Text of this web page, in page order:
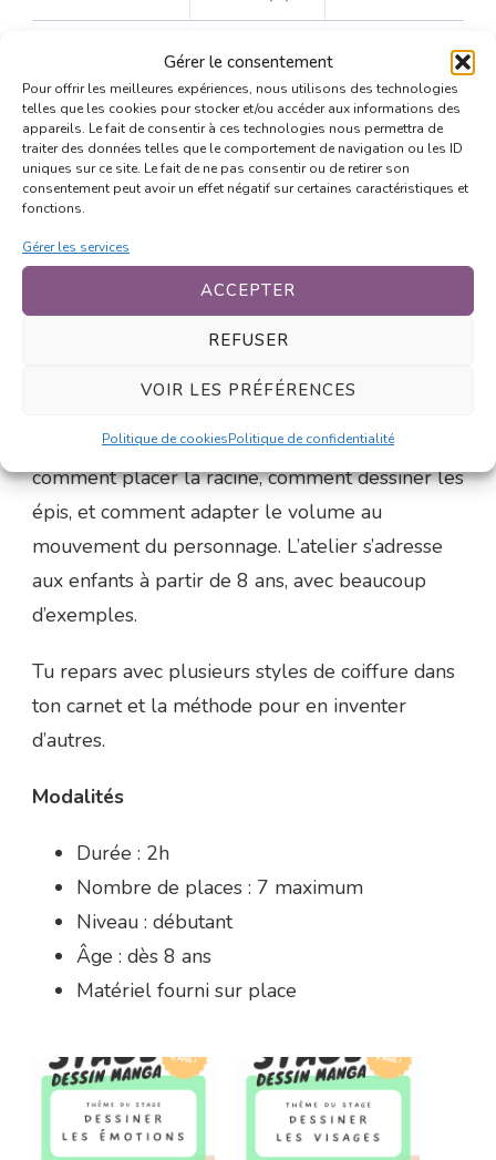
Gérer le consentement
Pour offrir les meilleures expériences, nous utilisons des technologies
telles que les cookies pour stocker et/ou accéder aux informations des
appareils. Le fait de consentir à ces technologies nous permettra de
traiter des données telles que le comportement de navigation ou les ID
uniques sur ce site. Le fait de ne pas consentir ou de retirer son
consentement peut avoir un effet négatif sur certaines caractéristiques et
fonctions.
Gérer les services
ACCEPTER
REFUSER
VOIR LES PRÉFÉRENCES
Politique de cookiesPolitique de confidentialité
Description
Les cheveux, c’est ce qui permet à ton
personnage d’avoir immédiatement une identité
forte. Une coiffure bien dessinée, c’est un
personnage reconnaissable. Dans cette session
de 2h, on découvre comment coiffer son
personnage étape par étape, en pensant en
mèches plutôt qu’en cheveu par cheveu.
iconiques, les rebelles, les longues mèches…),
comment placer la racine, comment dessiner les
épis, et comment adapter le volume au
mouvement du personnage. L’atelier s’adresse
aux enfants à partir de 8 ans, avec beaucoup
d’exemples.
Tu repars avec plusieurs styles de coiffure dans
ton carnet et la méthode pour en inventer
d’autres.
Modalités
Durée : 2h
Nombre de places : 7 maximum
Niveau : débutant
Âge : dès 8 ans
Matériel fourni sur place